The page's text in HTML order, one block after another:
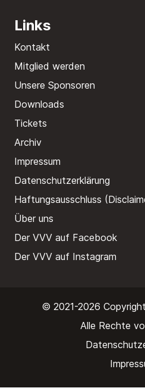
Links
Kontakt
Mitglied werden
Unsere Sponsoren
Downloads
Tickets
Archiv
Impressum
Datenschutzerklärung
Haftungsausschluss
Über uns
Der VVV auf Facebook
Der VVV auf Instagram
© 2021-2026 Copyright
Alle Rechte